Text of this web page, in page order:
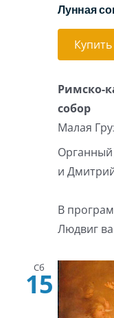
Лунная
Римско-
собор
Малая
Органный
и
В
Людвиг
Сб
15